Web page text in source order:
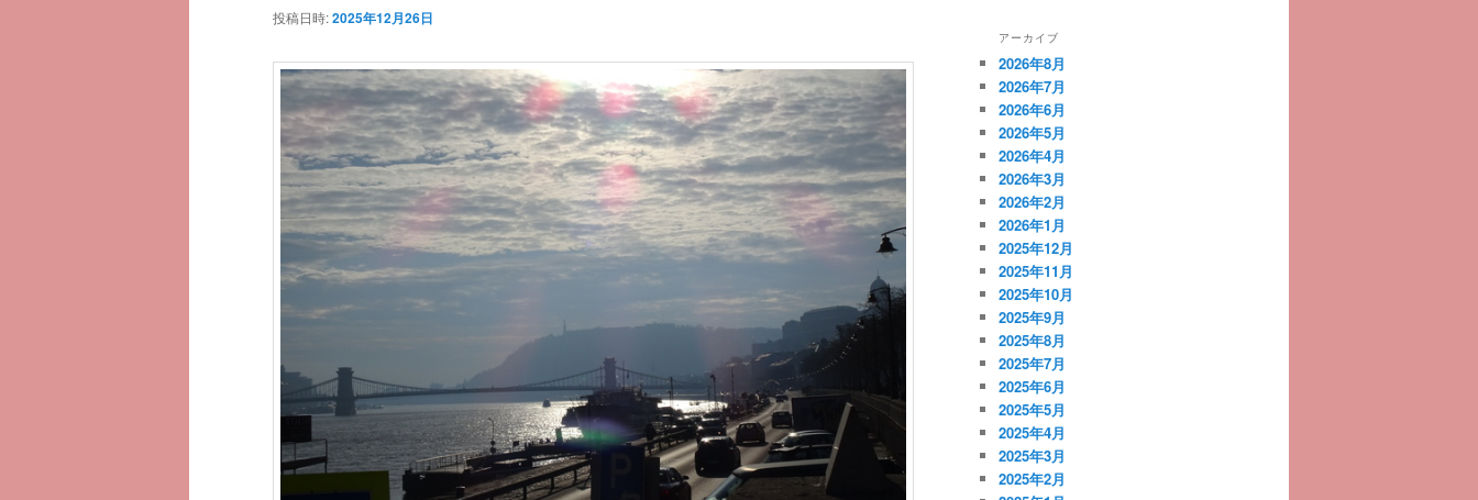
投稿日時:2025年12月26日
アーカイブ
2026年8月
2026年7月
2026年6月
2026年5月
2026年4月
2026年3月
2026年2月
2026年1月
2025年12月
2025年11月
2025年10月
2025年9月
2025年8月
2025年7月
2025年6月
2025年5月
2025年4月
2025年3月
2025年2月